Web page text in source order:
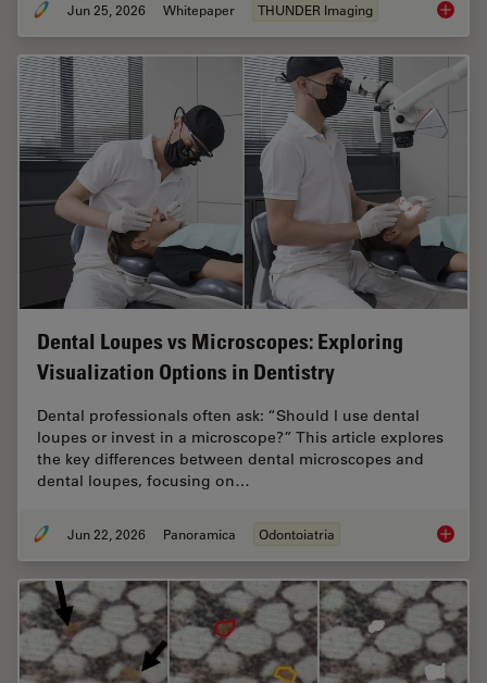
Jun 25, 2026 Whitepaper THUNDER Imaging Fast,
Dental Loupes vs Microscopes: Exploring
Visualization Options in Dentistry
Dental professionals often ask: “Should I use dental
loupes or invest in a microscope?” This article explores
the key differences between dental microscopes and
dental loupes, focusing on…
Jun 22, 2026 Panoramica Odontoiatria Dental